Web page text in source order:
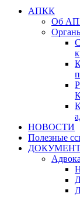
АПКК
Об
НОВОСТИ
Полезные